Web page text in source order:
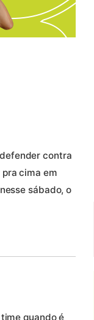
contra
cima em
sábado, o
quando é